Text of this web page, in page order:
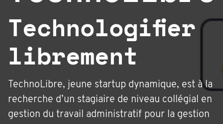
Technologifier
librement
TechnoLibre, jeune startup dynamique, est à la
recherche d’un stagiaire de niveau collégial en
gestion du travail administratif pour la gestion